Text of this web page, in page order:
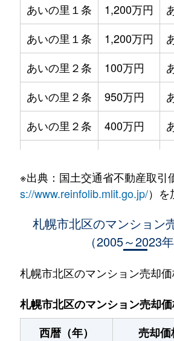
あいの里１条
1,200万円
あいの里１条
1,200万円
あいの里２条
100万円
あいの里２条
950万円
あいの里２条
400万円
あいの里２条
400万円
720万円
あいの里２条
550万円
あいの里２条
200万円
あいの里２条
150万円
※出典：国土交通省不動産取引
s://www.reinfolib.mlit.go.jp/）を
札幌市北区のマンション
（2005～2023年
札幌市北区のマンション売却価
札幌市北区のマンション売却
西暦（年）
売却価